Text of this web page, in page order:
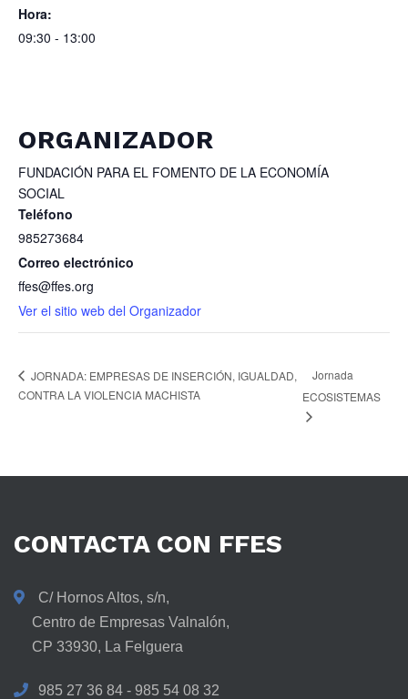
Hora:
09:30 - 13:00
ORGANIZADOR
FUNDACIÓN PARA EL FOMENTO DE LA ECONOMÍA
SOCIAL
Teléfono
985273684
Correo electrónico
ffes@ffes.org
Ver el sitio web del Organizador
JORNADA: EMPRESAS DE INSERCIÓN, IGUALDAD,
CONTRA LA VIOLENCIA MACHISTA
Jornada
ECOSISTEMAS
CONTACTA CON FFES
C/ Hornos Altos, s/n,
Centro de Empresas Valnalón,
CP 33930, La Felguera
985 27 36 84 - 985 54 08 32